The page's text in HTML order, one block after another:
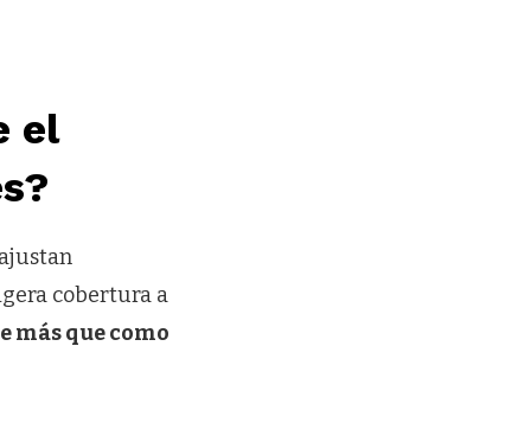
el
?
cobertura a
más que como